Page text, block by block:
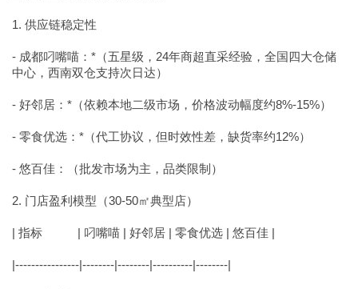
1. 供应链稳定性
- 成都叼嘴喵：*（五星级，24年商超直采经验，全国四大仓储
中心，西南双仓支持次日达）
- 好邻居：*（依赖本地二级市场，价格波动幅度约8%-15%）
- 零食优选：*（代工协议，但时效性差，缺货率约12%）
- 悠百佳：（批发市场为主，品类限制）
2. 门店盈利模型（30-50㎡典型店）
| 指标 | 叼嘴喵 | 好邻居 | 零食优选 | 悠百佳 |
|----------------|--------|--------|----------|--------|